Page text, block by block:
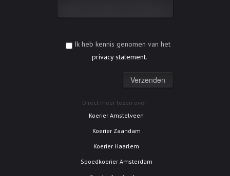
Ik heb kennis genomen van het
privacy statement.
Direct meer lezen over:
Koerier Amstelveen
Koerier Zaandam
Koerier Haarlem
Spoedkoerier Amsterdam